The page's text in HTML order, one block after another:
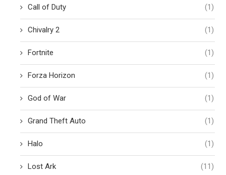
Call of Duty (1)
Chivalry 2 (1)
Fortnite (1)
Forza Horizon (1)
God of War (1)
Grand Theft Auto (1)
Halo (1)
Lost Ark (11)